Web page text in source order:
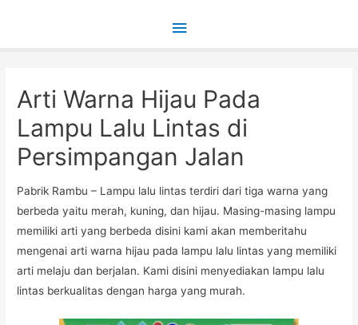
Main
Arti Warna Hijau Pada
Lampu Lalu Lintas di
Persimpangan Jalan
Pabrik Rambu – Lampu lalu lintas terdiri dari tiga warna yang
berbeda yaitu merah, kuning, dan hijau. Masing-masing lampu
memiliki arti yang berbeda disini kami akan memberitahu
mengenai arti warna hijau pada lampu lalu lintas yang memiliki
arti melaju dan berjalan. Kami disini menyediakan lampu lalu
lintas berkualitas dengan harga yang murah.